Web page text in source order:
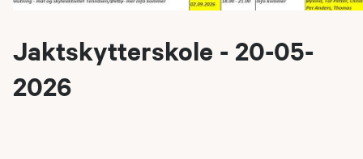
Jaktskytterskole - 20-05-
2026